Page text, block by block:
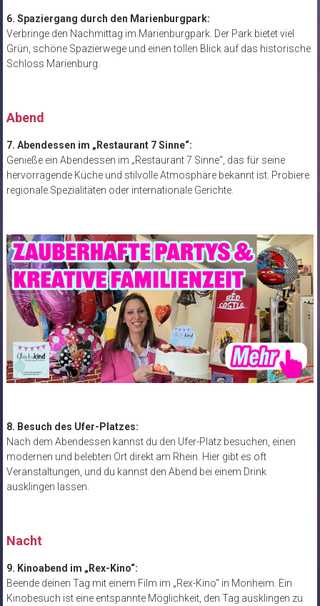
6. Spaziergang durch den Marienburgpark:
Verbringe den Nachmittag im Marienburgpark. Der Park bietet viel
Grün, schöne Spazierwege und einen tollen Blick auf das historische
Schloss Marienburg.
Abend
7. Abendessen im „Restaurant 7 Sinne“:
Genieße ein Abendessen im „Restaurant 7 Sinne“, das für seine
hervorragende Küche und stilvolle Atmosphäre bekannt ist. Probiere
regionale Spezialitäten oder internationale Gerichte.
8. Besuch des Ufer-Platzes:
Nach dem Abendessen kannst du den Ufer-Platz besuchen, einen
modernen und belebten Ort direkt am Rhein. Hier gibt es oft
Veranstaltungen, und du kannst den Abend bei einem Drink
ausklingen lassen.
Nacht
9. Kinoabend im „Rex-Kino“:
Beende deinen Tag mit einem Film im „Rex-Kino“ in Monheim. Ein
Kinobesuch ist eine entspannte Möglichkeit, den Tag ausklingen zu